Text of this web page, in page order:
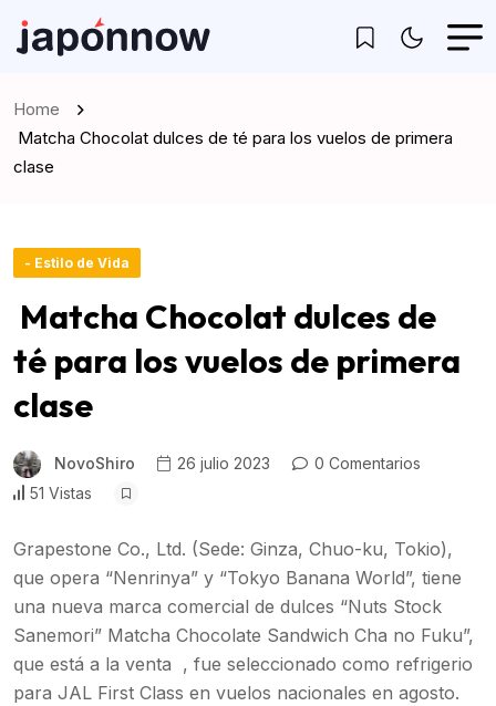
Home
Matcha Chocolat dulces de té para los vuelos de primera
clase
- Estilo de Vida
Matcha Chocolat dulces de
té para los vuelos de primera
clase
NovoShiro 26 julio 2023
0 Comentarios
51 Vistas
Grapestone Co., Ltd. (Sede: Ginza, Chuo-ku, Tokio),
que opera “Nenrinya” y “Tokyo Banana World”, tiene
una nueva marca comercial de dulces “Nuts Stock
Sanemori” Matcha Chocolate Sandwich Cha no Fuku”,
que está a la venta , fue seleccionado como refrigerio
para JAL First Class en vuelos nacionales en agosto.